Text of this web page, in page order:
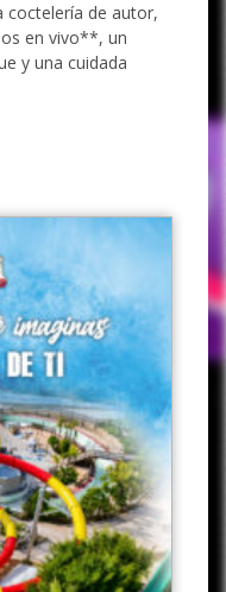
y
por email.
coctelería de autor,
en vivo**, un
y una cuidada